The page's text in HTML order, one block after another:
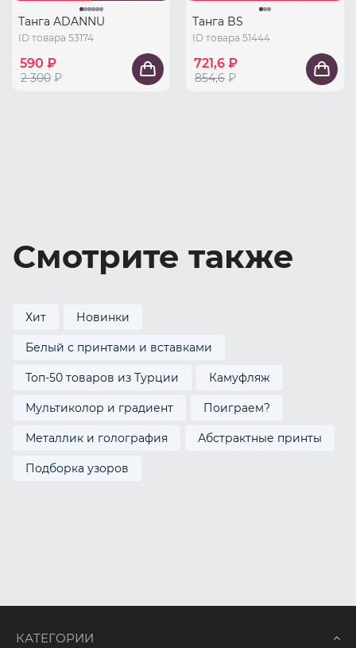
Танга ADANNU
ID товара 53174
590 ₽
2 300 ₽
Танга BS
ID товара 51444
721,6 ₽
854,6 ₽
Смотрите также
Хит Новинки
Белый с принтами и вставками
Топ-50 товаров из Турции Камуфляж
Мультиколор и градиент Поиграем?
Металлик и голография Абстрактные принты
Подборка узоров
КАТЕГОРИИ